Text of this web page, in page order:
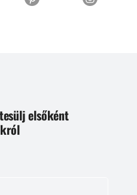
elsőként